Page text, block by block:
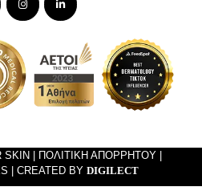
SKIN | ΠΟΛΙΤΙΚΗ ΑΠΟΡΡΗΤΟΥ |
| CREATED BY DIGILECT